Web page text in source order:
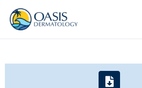
content